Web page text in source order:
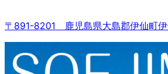
ン
ツ
〒891-8201 鹿児島県大